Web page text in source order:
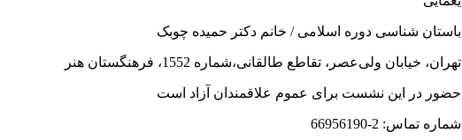
باستان شناسی دوره اسلامی / خانم دکتر حمیده چوبک
تهران، خیابان ولی‌عصر، تقاطع طالقانی،‌شماره 1552، فرهنگستان هنر
حضور در این نشست برای عموم علاقمندان آزاد است
شماره تماس:‌ 2-66956190‌